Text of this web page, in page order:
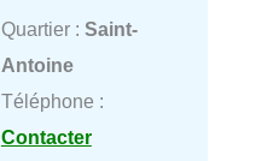
Quartier : Saint-
Antoine
Téléphone :
Contacter